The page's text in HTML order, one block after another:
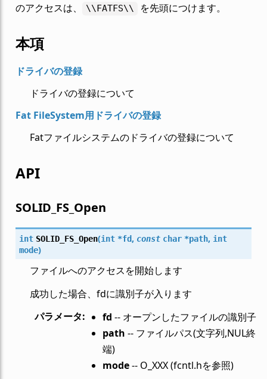
のアクセスは、
\\FATFS\\ を先頭につけます。
本項
ドライバの登録
ドライバの登録について
Fat FileSystem用ドライバの登録
Fatファイルシステムのドライバの登録について
API
SOLID_FS_Open
int SOLID_FS_Open(int *fd, const char *path, int
mode)
ファイルへのアクセスを開始します
成功した場合、fdに識別子が入ります
パラメータ: fd -- オープンしたファイルの識別子
path -- ファイルパス(文字列,NUL終
端)
mode-- O_XXX (fcntl.hを参照)